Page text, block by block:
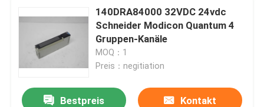
140DRA84000 32VDC 24vdc
Schneider Modicon Quantum 4
Gruppen-Kanäle
MOQ：1
Preis：negitiation
Bestpreis Kontakt